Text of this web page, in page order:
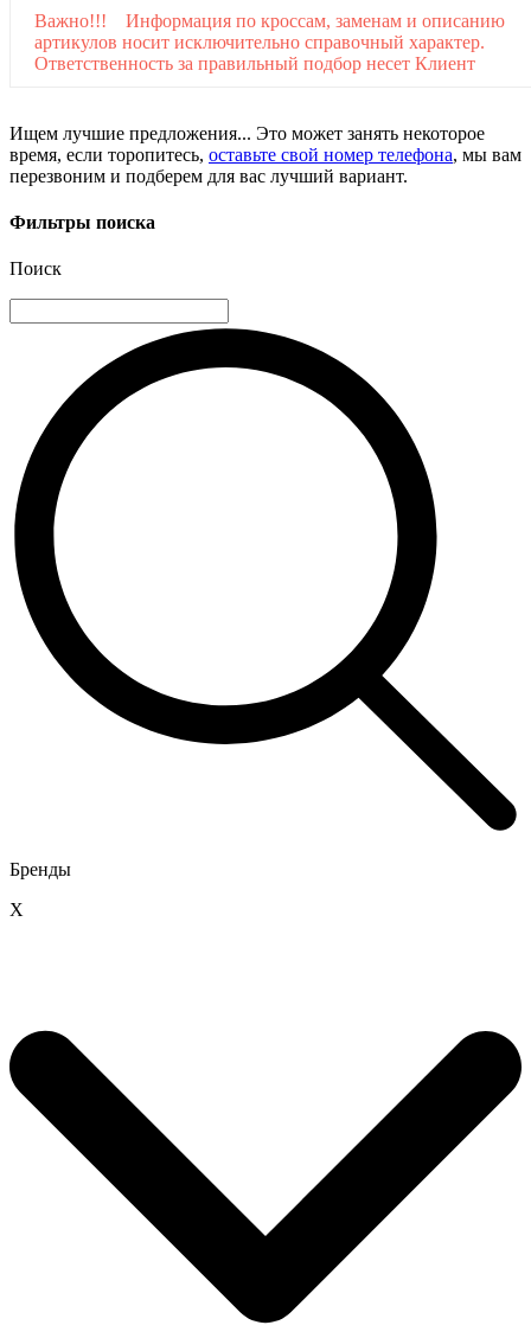
Важно!!! Информация по кроссам, заменам и описанию
артикулов носит исключительно справочный характер.
Ответственность за правильный подбор несет Клиент
Ищем лучшие предложения... Это может занять некоторое
время, если торопитесь, оставьте свой номер телефона, мы вам
перезвоним и подберем для вас лучший вариант.
Фильтры поиска
Поиск
Бренды
X